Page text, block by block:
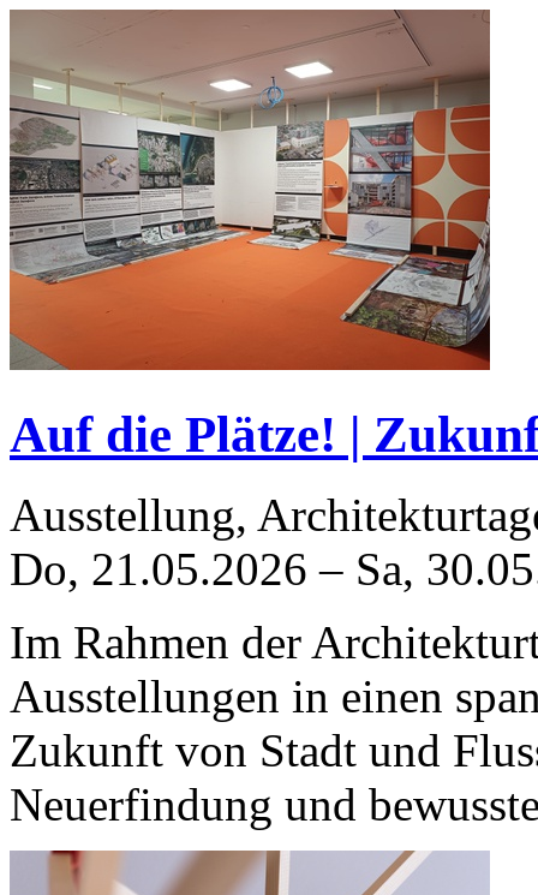
Auf die Plätze! |
Ausstellung,
Do, 21.05.2026 – Sa,
Im Rahmen der
Ausstellungen in einen
Zukunft von Stadt und
Neuerfindung und